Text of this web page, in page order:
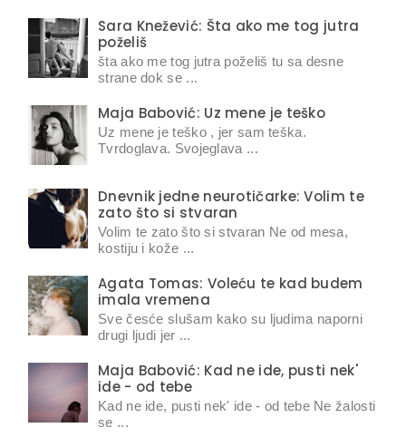
Sara Knežević: Šta ako me tog jutra
poželiš
šta ako me tog jutra poželiš tu sa desne
strane dok se ...
Maja Babović: Uz mene je teško
Uz mene je teško , jer sam teška.
Tvrdoglava. Svojeglava ...
Dnevnik jedne neurotičarke: Volim te
zato što si stvaran
Volim te zato što si stvaran Ne od mesa,
kostiju i kože ...
Agata Tomas: Voleću te kad budem
imala vremena
Sve česće slušam kako su ljudima naporni
drugi ljudi jer ...
Maja Babović: Kad ne ide, pusti nek'
ide - od tebe
Kad ne ide, pusti nek' ide - od tebe Ne žalosti
se ...